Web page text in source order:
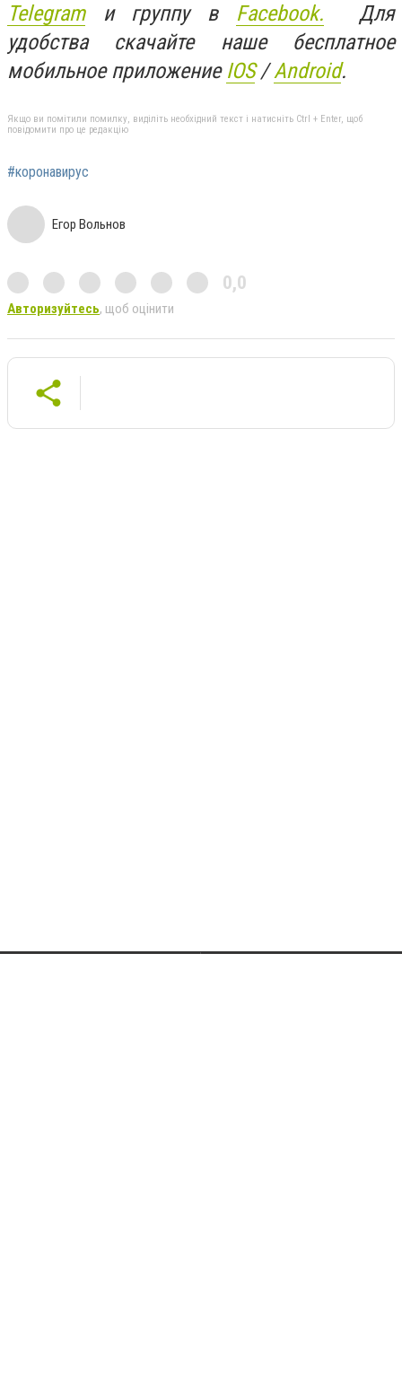
Telegramи группу в Facebook. Для
удобства скачайте наше бесплатное
мобильное приложение IOS/Android.
Якщо ви помітили помилку, виділіть необхідний текст і натисніть Ctrl + Enter, щоб
повідомити про це редакцію
#коронавирус
Егор Вольнов
0,0
Авторизуйтесь, щоб оцінити